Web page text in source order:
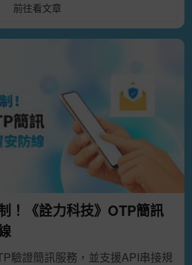
前往看文章
！《詮力科技》OTP簡訊
驗證簡訊服務，並支援API串接規